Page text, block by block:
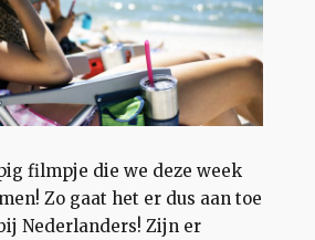
filmpje die we deze week
Zo gaat het er dus aan toe
Nederlanders! Zijn er